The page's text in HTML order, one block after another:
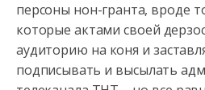
персоны нон-гранта, вроде
которые актами своей
аудиторию на коня и
подписывать и высылать